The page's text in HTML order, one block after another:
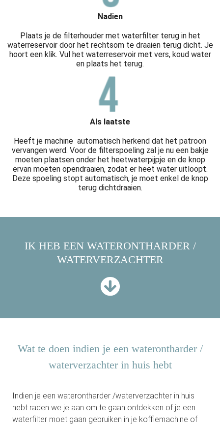
Nadien
Plaats je de filterhouder met waterfilter terug in het
waterreservoir door het rechtsom te draaien terug dicht. Je
hoort een klik. Vul het waterreservoir met vers, koud water
en plaats het terug.
Als laatste
Heeft je machine automatisch herkend dat het patroon
vervangen werd. Voor de filterspoeling zal je nu een bakje
moeten plaatsen onder het heetwaterpijpje en de knop
ervan moeten opendraaien, zodat er heet water uitloopt.
Deze spoeling stopt automatisch, je moet enkel de knop
terug dichtdraaien.
IK HEB EEN WATERONTHARDER /
WATERVERZACHTER
Wat te doen indien je een waterontharder /
waterverzachter in huis hebt
Indien je een waterontharder /waterverzachter in huis
hebt raden we je aan om te gaan ontdekken of je een
waterfilter moet gaan gebruiken in je koffiemachine of